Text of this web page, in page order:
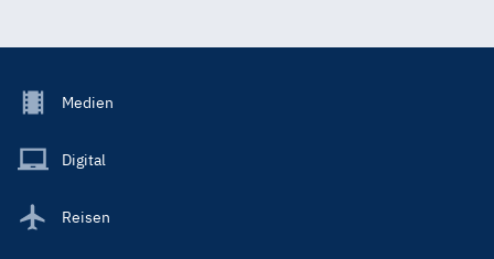
Footer
Main
Medien
Digital
Reisen